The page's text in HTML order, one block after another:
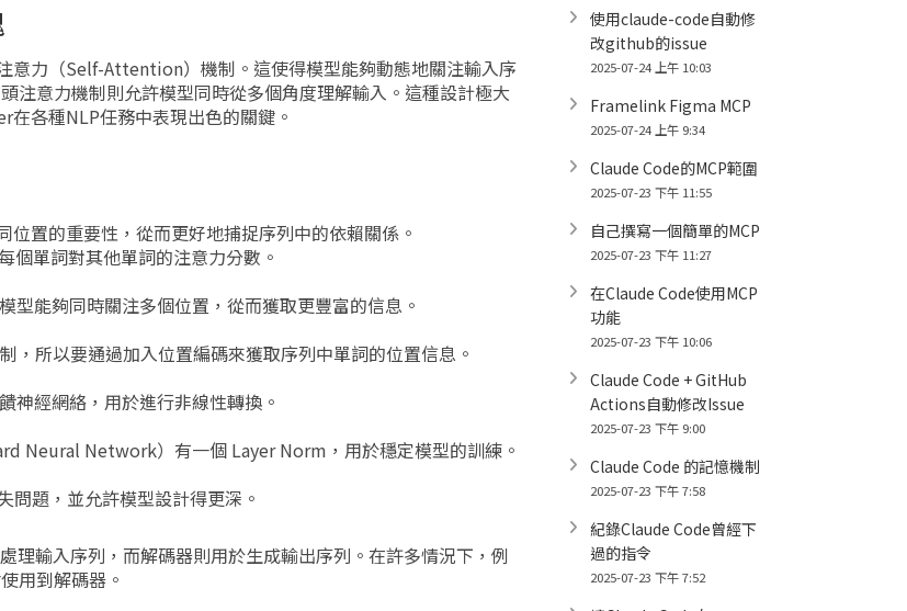
意力（Self-Attention）機制。這使得模型能夠動態地關注輸入序
注意力機制則允許模型同時從多個角度理解輸入。這種設計極大
各種NLP任務中表現出色的關鍵。
置的重要性，從而更好地捕捉序列中的依賴關係。
個單詞對其他單詞的注意力分數。
能夠同時關注多個位置，從而獲取更豐富的信息。
，所以要通過加入位置編碼來獲取序列中單詞的位置信息。
經網絡，用於進行非線性轉換。
Neural Network）有一個 Layer Norm，用於穩定模型的訓練。
問題，並允許模型設計得更深。
理輸入序列，而解碼器則用於生成輸出序列。在許多情況下，例
用到解碼器。
使用claude-code自動修
改github的issue
2025-07-24 上午 10:03
Framelink Figma MCP
2025-07-24 上午 9:34
Claude Code的MCP範圍
2025-07-23 下午 11:55
自己撰寫一個簡單的MCP
2025-07-23 下午 11:27
在Claude Code使用MCP
功能
2025-07-23 下午 10:06
Claude Code + GitHub
Actions自動修改Issue
2025-07-23 下午 9:00
Claude Code 的記憶機制
2025-07-23 下午 7:58
紀錄Claude Code曾經下
過的指令
2025-07-23 下午 7:52